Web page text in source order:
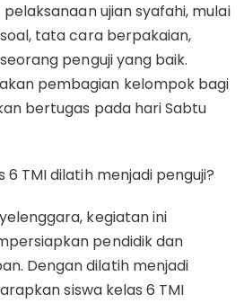
ujian syafahi, mulai
tata cara berpakaian,
penguji yang baik.
pembagian kelompok bagi
bertugas pada hari Sabtu
6 TMI dilatih menjadi penguji?
kegiatan ini
pendidik dan
Dengan dilatih menjadi
siswa kelas 6 TMI